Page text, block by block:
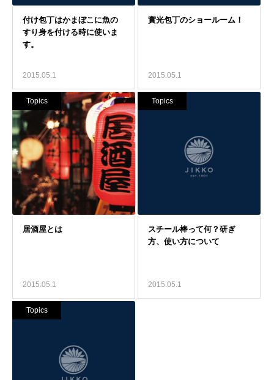
2015.05.1 2015.05.1
Topics
2015.05.1
Topics
2015.05.1
Topics